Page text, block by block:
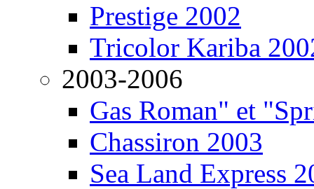
Prestige 2002
Tricolor Kariba
2003-2006
Gas Roman" et
Chassiron 2003
Sea Land Express